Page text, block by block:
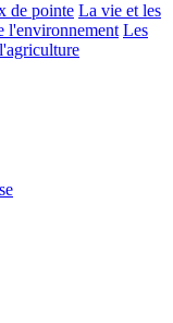
de pointe La vie et les
l'environnement Les